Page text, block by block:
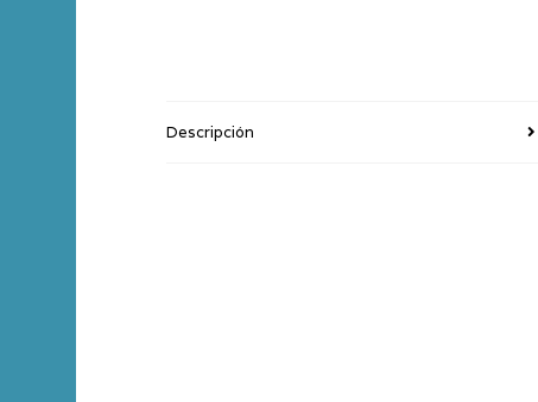
Descripción